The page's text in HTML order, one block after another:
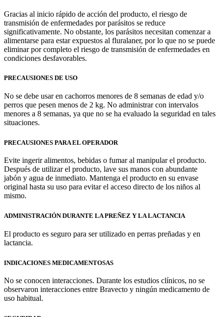
Gracias al inicio rápido de acción del producto, el riesgo de
transmisión de enfermedades por parásitos se reduce
significativamente. No obstante, los parásitos necesitan comenzar a
alimentarse para estar expuestos al fluralaner, por lo que no se puede
eliminar por completo el riesgo de transmisión de enfermedades en
condiciones desfavorables.
PRECAUSIONES DE USO
No se debe usar en cachorros menores de 8 semanas de edad y/o
perros que pesen menos de 2 kg. No administrar con intervalos
menores a 8 semanas, ya que no se ha evaluado la seguridad en tales
situaciones.
PRECAUSIONES PARA EL OPERADOR
Evite ingerir alimentos, bebidas o fumar al manipular el producto.
Después de utilizar el producto, lave sus manos con abundante
jabón y agua de inmediato. Mantenga el producto en su envase
original hasta su uso para evitar el acceso directo de los niños al
mismo.
ADMINISTRACIÓN DURANTE LA PREÑEZ Y LA LACTANCIA
El producto es seguro para ser utilizado en perras preñadas y en
lactancia.
INDICACIONES MEDICAMENTOSAS
No se conocen interacciones. Durante los estudios clínicos, no se
observaron interacciones entre Bravecto y ningún medicamento de
uso habitual.